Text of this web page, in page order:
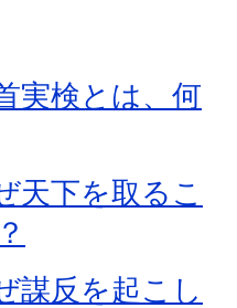
実検とは、何
天下を取るこ
謀反を起こし